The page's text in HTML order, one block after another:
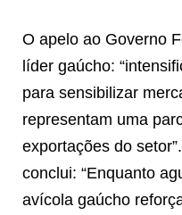
O apelo ao Governo
líder gaúcho:
para sensibilizar
representam uma
exportações do
conclui: “Enquanto
avícola gaúcho